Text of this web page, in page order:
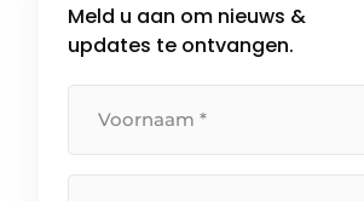
Meld u aan om nieuws &
updates te ontvangen.